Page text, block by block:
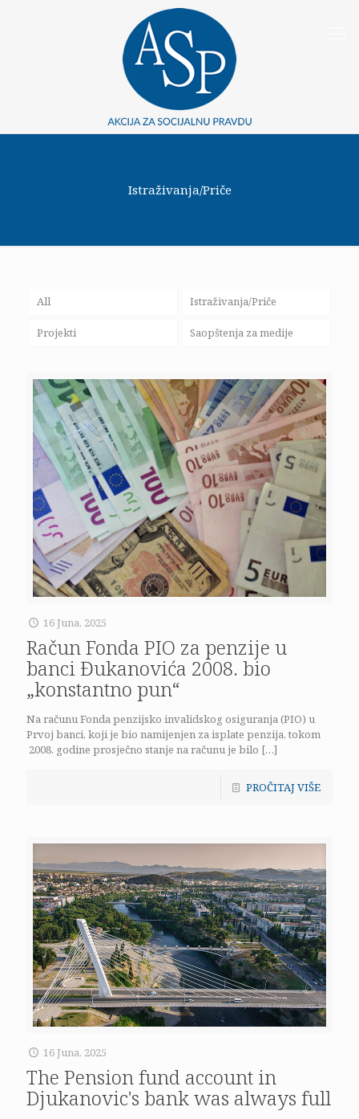
Istraživanja/Priče
All Istraživanja/Priče
Projekti Saopštenja za medije
16 Juna, 2025
Račun Fonda PIO za penzije u
banci Đukanovića 2008. bio
„konstantno pun“
Na računu Fonda penzijsko invalidskog osiguranja (PIO) u
Prvoj banci, koji je bio namijenjen za isplate penzija, tokom
2008. godine prosječno stanje na računu je bilo […]
PROČITAJ VIŠE
16 Juna, 2025
The Pension fund account in
Djukanovic's bank was always full